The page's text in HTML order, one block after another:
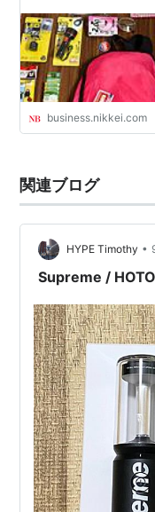
business.nikkei.com
関連ブログ
HYPE Timothy •
Supreme /